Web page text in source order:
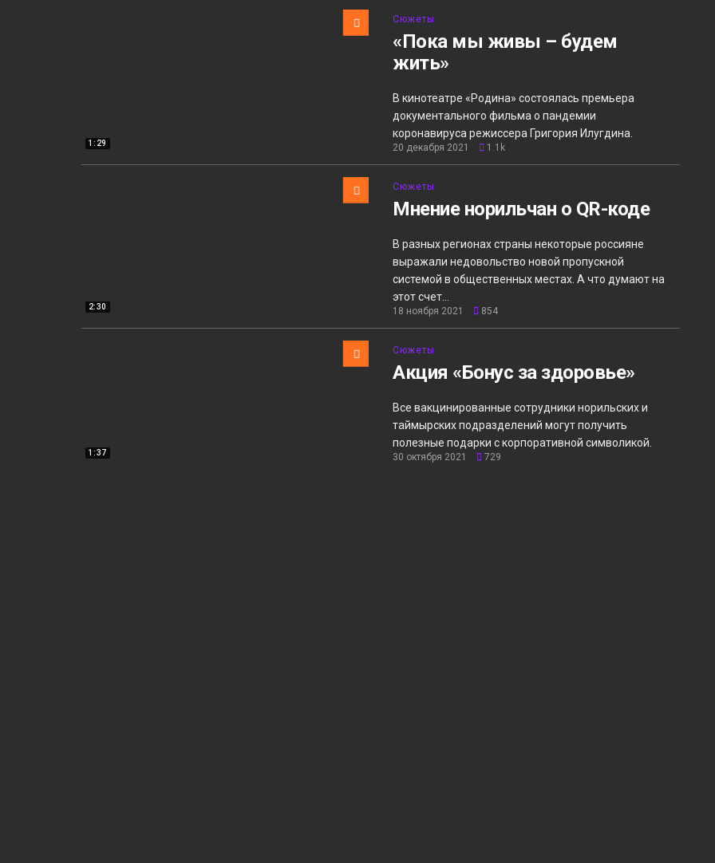
1:29
Сюжеты
«Пока мы живы – будем
жить»
В кинотеатре «Родина» состоялась премьера
документального фильма о пандемии
коронавируса режиссера Григория Илугдина.
20 декабря 2021 1.1k
2:30
Сюжеты
Мнение норильчан о QR-коде
В разных регионах страны некоторые россияне
выражали недовольство новой пропускной
системой в общественных местах. А что думают на
этот счет...
18 ноября 2021 854
1:37
Сюжеты
Акция «Бонус за здоровье»
Все вакцинированные сотрудники норильских и
таймырских подразделений могут получить
полезные подарки с корпоративной символикой.
30 октября 2021 729